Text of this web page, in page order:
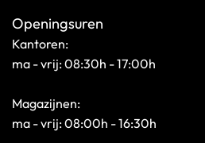
Openingsuren
Kantoren:
ma - vrij: 08:30h - 17:00h
Magazijnen:
ma - vrij: 08:00h - 16:30h